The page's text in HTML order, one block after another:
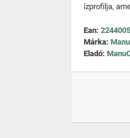
ízprofilja,
Ean:
Márka:
Eladó: